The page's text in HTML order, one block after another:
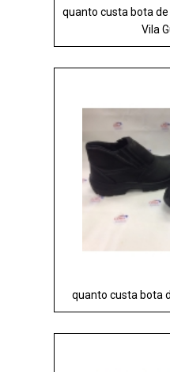
quanto custa bota
Vila
quanto custa bota